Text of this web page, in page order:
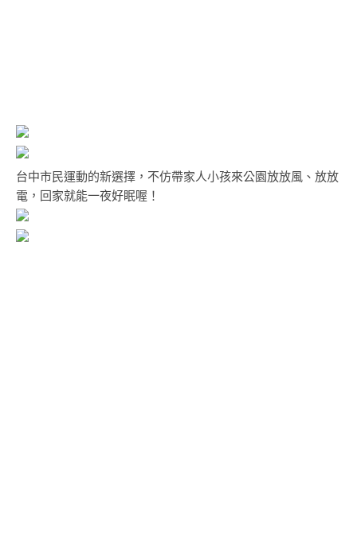
台中市民運動的新選擇，不仿帶家人小孩來公園放放風、放放
電，回家就能一夜好眠喔！